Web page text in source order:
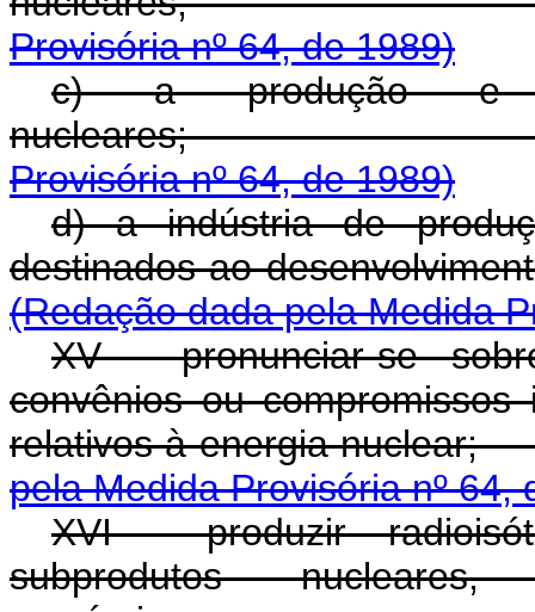
Provisória nº 64, de 1989)
c) a produção e
Provisória nº 64, de 1989)
d) a indústria de
destinados ao
(Redação dada pela Medida
XV - pronunciar-se
convênios ou
relativos à
pela Medida Provisória nº 64,
XVI - produzir
subprodutos